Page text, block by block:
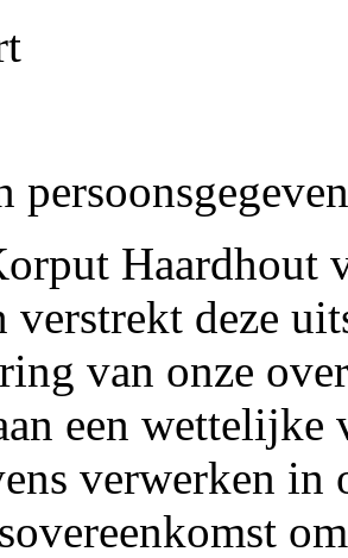
>
Haardhout
verstrekt deze
van onze
een
verwerken in